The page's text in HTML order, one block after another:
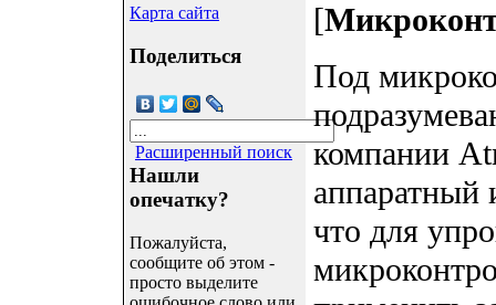
Карта сайта
Поделиться
Расширенный поиск
Нашли
опечатку?
Пожалуйста,
сообщите об этом -
просто выделите
[
Под
компании
аппаратный
что для